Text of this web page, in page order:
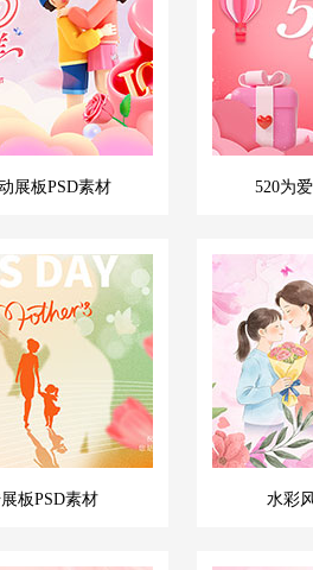
展板PSD素材 520为
板PSD素材 水彩